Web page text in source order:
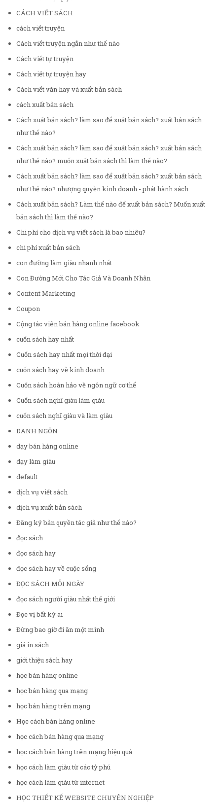
CÁCH VIẾT SÁCH
cách viết truyện
Cách viết truyện ngắn như thế nào
Cách viết tự truyện
Cách viết tự truyện hay
Cách viết văn hay và xuất bản sách
cách xuất bản sách
Cách xuất bản sách? làm sao để xuất bản sách? xuất bản sách
như thế nào?
Cách xuất bản sách? làm sao để xuất bản sách? xuất bản sách
như thế nào? muốn xuất bản sách thì làm thế nào?
Cách xuất bản sách? làm sao để xuất bản sách? xuất bản sách
như thế nào? nhượng quyền kinh doanh - phát hành sách
Cách xuất bản sách? Làm thế nào để xuất bản sách? Muốn xuất
bản sách thì làm thế nào?
Chi phí cho dịch vụ viết sách là bao nhiêu?
chi phí xuất bản sách
con đường làm giàu nhanh nhất
Con Đường Mới Cho Tác Giả Và Doanh Nhân
Content Marketing
Coupon
Cộng tác viên bán hàng online facebook
cuốn sách hay nhất
Cuốn sách hay nhất mọi thời đại
cuốn sách hay về kinh doanh
Cuốn sách hoàn hảo về ngôn ngữ cơ thể
Cuốn sách nghĩ giàu làm giàu
cuốn sách nghĩ giàu và làm giàu
DANH NGÔN
dạy bán hàng online
dạy làm giàu
default
dịch vụ viết sách
dịch vụ xuất bản sách
Đăng ký bản quyền tác giả như thế nào?
đọc sách
đọc sách hay
đọc sách hay về cuộc sống
ĐỌC SÁCH MỖI NGÀY
đọc sách người giàu nhất thế giới
Đọc vị bất kỳ ai
Đừng bao giờ đi ăn một mình
giá in sách
giới thiệu sách hay
học bán hàng online
học bán hàng qua mạng
học bán hàng trên mạng
Học cách bán hàng online
học cách bán hàng qua mạng
học cách bán hàng trên mạng hiệu quả
học cách làm giàu từ các tỷ phú
học cách làm giàu từ internet
HỌC THIẾT KẾ WEBSITE CHUYÊN NGHIỆP